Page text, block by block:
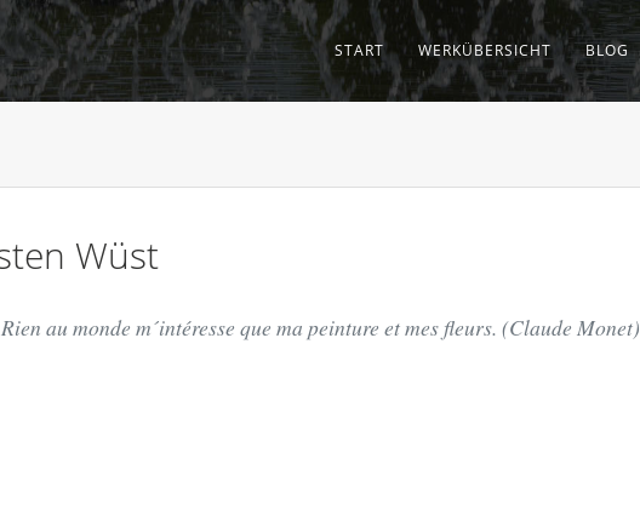
START WERKÜBERSICHT BLOG
Wüst
Rien au monde m´intéresse que ma peinture et mes fleurs. (Claude Monet)